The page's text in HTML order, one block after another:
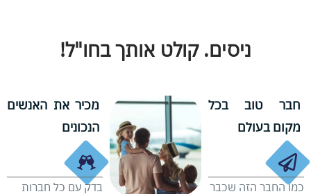
ניסים. קולט אותך בחו"ל!
חבר טוב בכל
מקום בעולם
כמו החבר הזה שכבר
מכיר את האנשים
הנכונים
בדק עם כל חברות